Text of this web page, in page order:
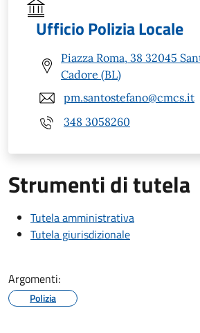
Ufficio Polizia Locale
Piazza Roma, 38 32045
Cadore (BL)
pm.santostefano@cmcs.it
348 3058260
Strumenti di tutela
Tutela amministrativa
Tutela giurisdizionale
Argomenti:
Polizia